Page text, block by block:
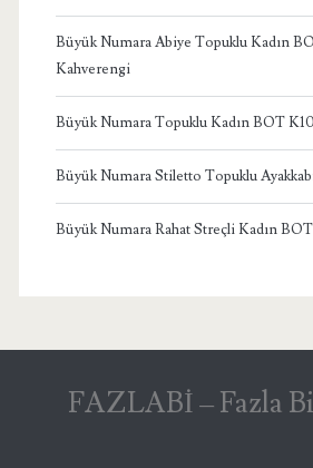
Büyük Numara Abiye Topuklu Kadın
Kahverengi
Büyük Numara Topuklu Kadın BOT
Büyük Numara Stiletto Topuklu
Büyük Numara Rahat Streçli Kadın
FAZLABİ – Fazla